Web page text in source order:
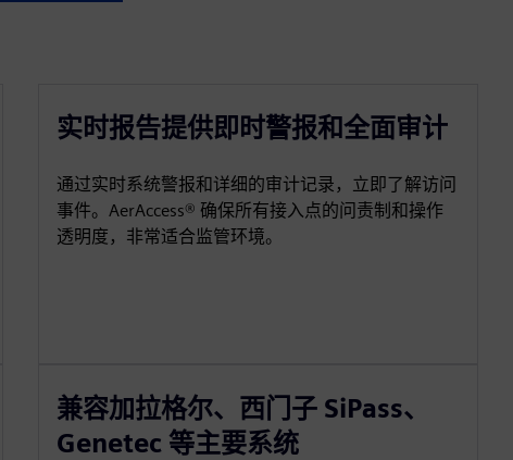
实时报告提供即时警报和全面审计
通过实时系统警报和详细的审计记录，立即了解访问
事件。AerAccess® 确保所有接入点的问责制和操作
透明度，非常适合监管环境。
兼容加拉格尔、西门子 SiPass、
Genetec 等主要系统